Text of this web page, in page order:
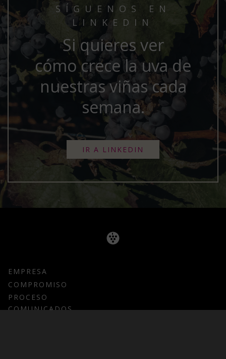
SÍGUENOS EN
LINKEDIN
Si quieres ver
cómo crece la uva de
nuestras viñas cada
semana.
IR A LINKEDIN
EMPRESA
COMPROMISO
PROCESO
COMUNICADOS